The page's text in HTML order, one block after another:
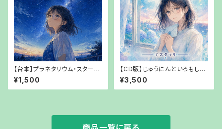
【台本】プラネタリウム・スターダ
スター～送れなかった夏休み～
ミズタマリリ【PDFでお渡し】
¥1,500
【CD版】じゅうにんといろもしも
僕が、「秘密を打ち明けたら」ミ
ズタマリ【【郵送でお渡し】
¥3,500